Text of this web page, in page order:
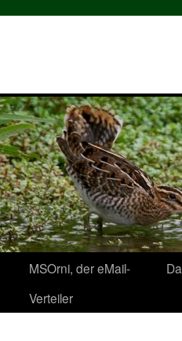
MSOrni, der eMail-
Verteiler